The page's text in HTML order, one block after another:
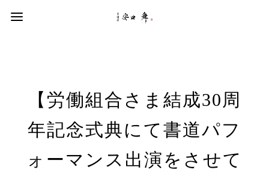
【労働組合さま結成30周
年記念式典にて書道パフ
ォーマンス出演をさせて